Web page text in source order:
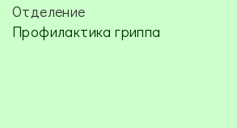
Отделение
Профилактика гриппа